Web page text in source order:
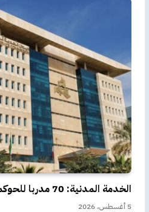
الخدمة المدنية: 70 مدربا للحوكمة
5 أغسطس، 2026